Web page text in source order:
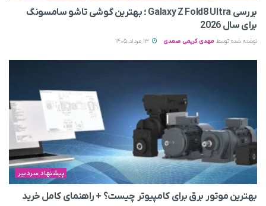
بررسی Galaxy Z Fold8 Ultra ؛ بهترین گوشی تاشو سامسونگ
برای سال 2026
نوشته شده توسط مهدی کریمی صمدی
پیشنهاد سردبیر
بهترین موتور برق برای کامپیوتر چیست؟ + راهنمای کامل خرید